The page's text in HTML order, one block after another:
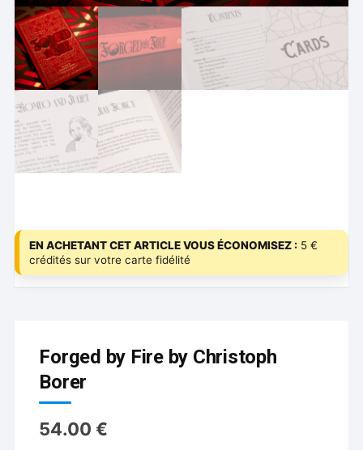
EN ACHETANT CET ARTICLE VOUS ÉCONOMISEZ : 5 €
crédités sur votre carte fidélité
Forged by Fire by Christoph
Borer
54.00€